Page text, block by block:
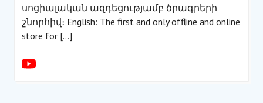
սոցիալական ազդեցությամբ ծրագրերի
շնորհիվ։ English: The first and only offline and online
store for […]